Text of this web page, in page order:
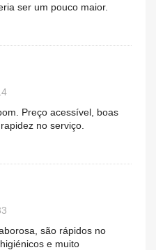
ser um pouco maior.
Preço acessível, boas
no serviço.
são rápidos no
e muito